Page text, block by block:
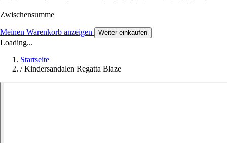
Zwischensumme
Meinen Warenkorb anzeigen Weiter einkaufen
Loading...
Startseite
/ Kindersandalen Regatta Blaze